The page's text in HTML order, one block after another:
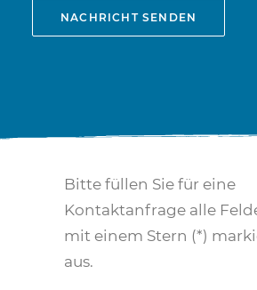
Bitte füllen Sie für eine
Kontaktanfrage alle
mit einem Stern (*)
aus.